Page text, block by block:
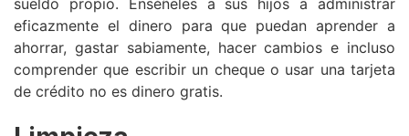
sueldo propio. Enséñeles a sus hijos a administrar
eficazmente el dinero para que puedan aprender a
ahorrar, gastar sabiamente, hacer cambios e incluso
comprender que escribir un cheque o usar una tarjeta
de crédito no es dinero gratis.